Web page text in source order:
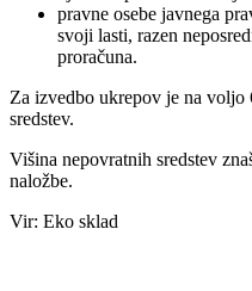
pravne osebe javnega
svoji lasti, razen
proračuna.
Za izvedbo ukrepov je na
sredstev.
Višina nepovratnih sredstev
naložbe.
Vir: Eko sklad